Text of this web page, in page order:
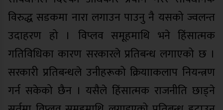
विरुद्ध सडकमा नारा लगाउन पाउनु नै यसको ज्वलन्त
उदाहरण हो । विप्लव समूहमाथि भने हिंसात्मक
गतिविधिका कारण सरकारले प्रतिबन्ध लगाएको छ ।
सरकारी प्रतिबन्धले उनीहरूको क्रियााकलाप नियन्त्रण
गर्न सकेको छैन । यसैले हिंसात्मक राजनीति छाड्ने